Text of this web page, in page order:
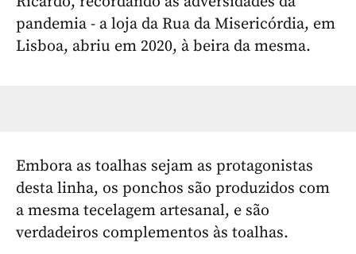
pandemia - a loja da Rua da Misericórdia, em
Lisboa, abriu em 2020, à beira da mesma.
Embora as toalhas sejam as protagonistas
desta linha, os ponchos são produzidos com
a mesma tecelagem artesanal, e são
verdadeiros complementos às toalhas.